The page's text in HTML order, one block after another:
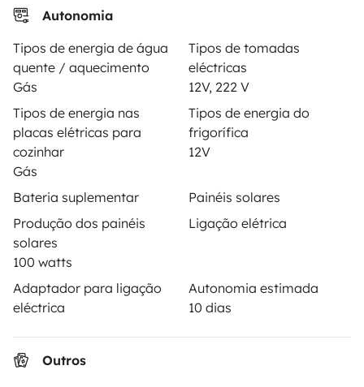
Autonomia
Tipos de energia de água
quente / aquecimento
Gás
Tipos de tomadas
eléctricas
12V, 222 V
Tipos de energia nas
placas elétricas para
cozinhar
Gás
Tipos de energia do
frigorífica
12V
Bateria suplementar
Painéis solares
Produção dos painéis
solares
100 watts
Ligação elétrica
Adaptador para ligação
eléctrica
Autonomia estimada
10 dias
Outros
Assistências de aluguer
Modos de pagamento seguros
Pagamento em prestações
Descarregar na
Disponível na